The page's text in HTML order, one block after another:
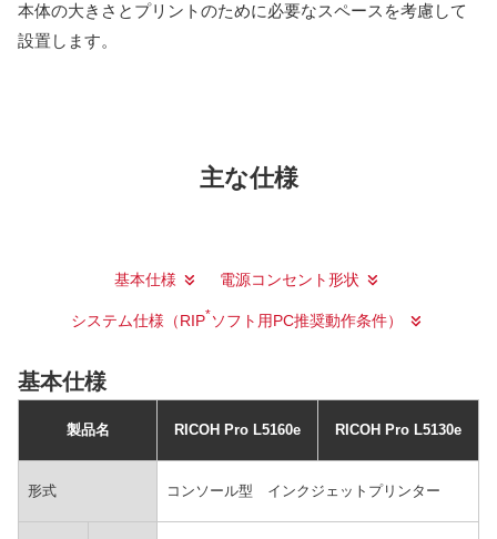
本体の大きさとプリントのために必要なスペースを考慮して
設置します。
主な仕様
基本仕様 電源コンセント形状
システム仕様（RIP*ソフト用PC推奨動作条件）
基本仕様
製品名 RICOH Pro L5160e RICOH Pro L5130e
形式 コンソール型 インクジェットプリンター